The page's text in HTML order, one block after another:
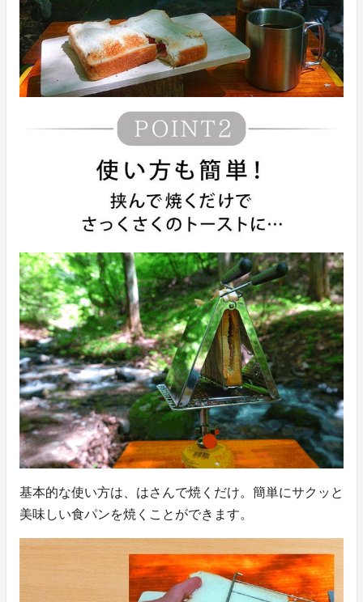
基本的な使い方は、はさんで焼くだけ。簡単にサクッと
美味しい食パンを焼くことができます。